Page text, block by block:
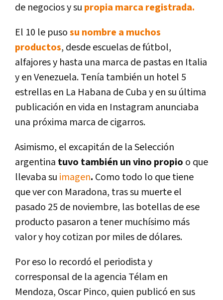
de negocios y su propia marca registrada.
El 10 le pusosu nombre a muchos
productos, desde escuelas de fútbol,
alfajores y hasta una marca de pastas en Italia
y en Venezuela. Tenía también un hotel 5
estrellas en La Habana de Cuba y en su última
publicación en vida en Instagram anunciaba
una próxima marca de cigarros.
Asimismo, el excapitán de la Selección
argentina tuvo también un vino propio o que
llevaba su imagen. Como todo lo que tiene
que ver con Maradona, tras su muerte el
pasado 25 de noviembre, las botellas de ese
producto pasaron a tener muchísimo más
valor y hoy cotizan por miles de dólares.
Por eso lo recordó el periodista y
corresponsal de la agencia Télam en
Mendoza, Oscar Pinco, quien publicó en sus